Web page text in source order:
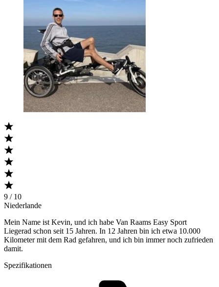
9 / 10
Niederlande
Mein Name ist Kevin, und ich habe Van Raams Easy Sport
Liegerad schon seit 15 Jahren. In 12 Jahren bin ich etwa 10.000
Kilometer mit dem Rad gefahren, und ich bin immer noch zufrieden
damit.
Spezifikationen